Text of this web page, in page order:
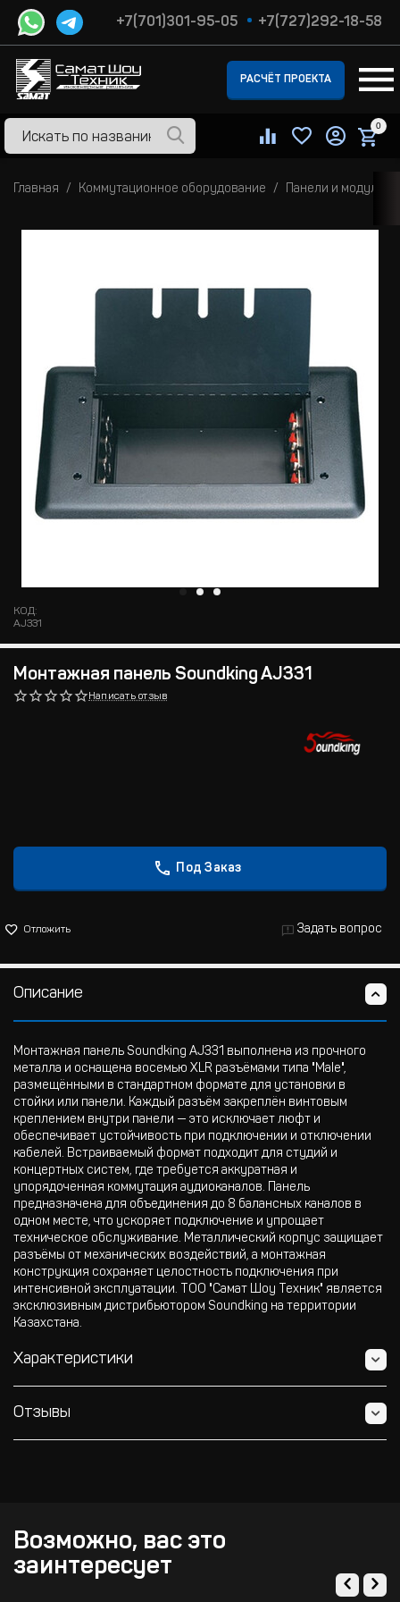
+7(701)301-95-05 +7(727)292-18-58
РАСЧЁТ ПРОЕКТА
0
Главная Коммутационное оборудование Панели и модули
КОД:
AJ331
Монтажная панель Soundking AJ331
Написать отзыв
Под Заказ
Отложить Задать вопрос
Описание
Монтажная панель Soundking AJ331 выполнена из прочного
металла и оснащена восемью XLR разъёмами типа "Male",
размещёнными в стандартном формате для установки в
стойки или панели. Каждый разъём закреплён винтовым
креплением внутри панели — это исключает люфт и
обеспечивает устойчивость при подключении и отключении
кабелей. Встраиваемый формат подходит для студий и
концертных систем, где требуется аккуратная и
упорядоченная коммутация аудиоканалов. Панель
предназначена для объединения до 8 балансных каналов в
одном месте, что ускоряет подключение и упрощает
техническое обслуживание. Металлический корпус защищает
разъёмы от механических воздействий, а монтажная
конструкция сохраняет целостность подключения при
интенсивной эксплуатации. ТОО "Самат Шоу Техник" является
эксклюзивным дистрибьютором Soundking на территории
Казахстана.
Характеристики
Отзывы
Возможно, вас это
заинтересует